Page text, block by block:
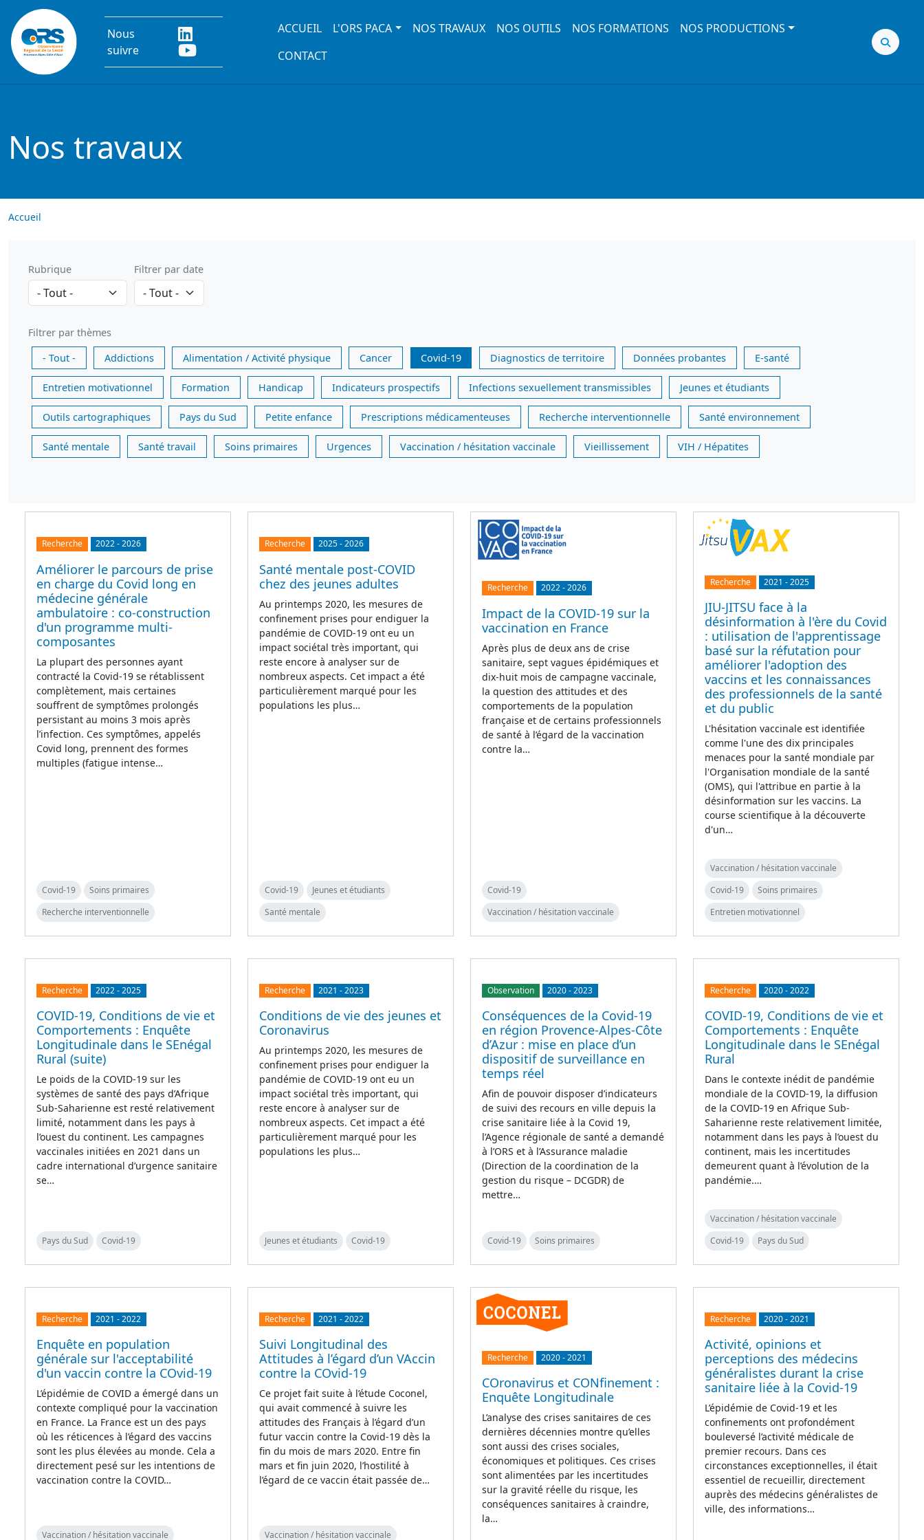
Aller au contenu principal
Nous
suivre
Main navigation
ACCUEIL L'ORS PACA NOS TRAVAUX NOS OUTILS NOS FORMATIONS
NOS PRODUCTIONS
CONTACT
Nos travaux
Accueil
Rubrique Filtrer par date
Filtrer par thèmes
- Tout -
Addictions Alimentation / Activité physique Cancer Covid-19 Diagnostics de territoire Données probantes E-santé
Entretien motivationnel Formation Handicap Indicateurs prospectifs Infections sexuellement transmissibles Jeunes et étudiants
Outils cartographiques Pays du Sud Petite enfance Prescriptions médicamenteuses Recherche interventionnelle Santé environnement
Santé mentale Santé travail Soins primaires Urgences Vaccination / hésitation vaccinale Vieillissement VIH / Hépatites
Recherche 2022-2026
Améliorer le parcours de prise
en charge du Covid long en
médecine générale
ambulatoire : co-construction
d'un programme multi-
composantes
La plupart des personnes ayant
contracté la Covid-19 se rétablissent
complètement, mais certaines
souffrent de symptômes prolongés
persistant au moins 3 mois après
l’infection. Ces symptômes, appelés
Covid long, prennent des formes
multiples (fatigue intense…
Covid-19
Soins primaires
Recherche interventionnelle
Recherche 2025-2026
Santé mentale post-COVID
chez des jeunes adultes
Au printemps 2020, les mesures de
confinement prises pour endiguer la
pandémie de COVID-19 ont eu un
impact sociétal très important, qui
reste encore à analyser sur de
nombreux aspects. Cet impact a été
particulièrement marqué pour les
populations les plus…
Covid-19
Jeunes et étudiants
Santé mentale
Recherche 2022-2026
Impact de la COVID-19 sur la
vaccination en France
Après plus de deux ans de crise
sanitaire, sept vagues épidémiques et
dix-huit mois de campagne vaccinale,
la question des attitudes et des
comportements de la population
française et de certains professionnels
de santé à l’égard de la vaccination
contre la…
Covid-19
Vaccination / hésitation vaccinale
Recherche 2021 -2025
JIU-JITSU face à la
désinformation à l'ère du Covid
: utilisation de l'apprentissage
basé sur la réfutation pour
améliorer l'adoption des
vaccins et les connaissances
des professionnels de la santé
et du public
L'hésitation vaccinale est identifiée
comme l'une des dix principales
menaces pour la santé mondiale par
l'Organisation mondiale de la santé
(OMS), qui l'attribue en partie à la
désinformation sur les vaccins. La
course scientifique à la découverte
d'un…
Vaccination / hésitation vaccinale
Covid-19
Soins primaires
Entretien motivationnel
Recherche 2022-2025
COVID-19, Conditions de vie et
Comportements : Enquête
Longitudinale dans le SEnégal
Rural (suite)
Le poids de la COVID-19 sur les
systèmes de santé des pays d’Afrique
Sub-Saharienne est resté relativement
limité, notamment dans les pays à
l’ouest du continent. Les campagnes
vaccinales initiées en 2021 dans un
cadre international d’urgence sanitaire
se…
Pays du Sud Covid-19
Recherche 2021 -2023
Conditions de vie des jeunes et
Coronavirus
Au printemps 2020, les mesures de
confinement prises pour endiguer la
pandémie de COVID-19 ont eu un
impact sociétal très important, qui
reste encore à analyser sur de
nombreux aspects. Cet impact a été
particulièrement marqué pour les
populations les plus…
Jeunes et étudiants Covid-19
Observation 2020-2023
Conséquences de la Covid-19
en région Provence-Alpes-Côte
d’Azur : mise en place d’un
dispositif de surveillance en
temps réel
Afin de pouvoir disposer d’indicateurs
de suivi des recours en ville depuis la
crise sanitaire liée à la Covid 19,
l’Agence régionale de santé a demandé
à l’ORS et à l’Assurance maladie
(Direction de la coordination de la
gestion du risque – DCGDR) de
mettre…
Covid-19 Soins primaires
Recherche 2020-2022
COVID-19, Conditions de vie et
Comportements : Enquête
Longitudinale dans le SEnégal
Rural
Dans le contexte inédit de pandémie
mondiale de la COVID-19, la diffusion
de la COVID-19 en Afrique Sub-
Saharienne reste relativement limitée,
notamment dans les pays à l’ouest du
continent, mais les incertitudes
demeurent quant à l’évolution de la
pandémie.…
Vaccination / hésitation vaccinale
Covid-19
Pays du Sud
Recherche 2021 -2022
Enquête en population
générale sur l'acceptabilité
d'un vaccin contre la COvid-19
L’épidémie de COVID a émergé dans un
contexte compliqué pour la vaccination
en France. La France est un des pays
où les réticences à l’égard des vaccins
sont les plus élevées au monde. Cela a
directement pesé sur les intentions de
vaccination contre la COVID…
Vaccination / hésitation vaccinale
Recherche 2021 -2022
Suivi Longitudinal des
Attitudes à l’égard d’un VAccin
contre la COvid-19
Ce projet fait suite à l’étude Coconel,
qui avait commencé à suivre les
attitudes des Français à l’égard d’un
futur vaccin contre la Covid-19 dès la
fin du mois de mars 2020. Entre fin
mars et fin juin 2020, l’hostilité à
l’égard de ce vaccin était passée de…
Vaccination / hésitation vaccinale
Recherche 2020-2021
COronavirus et CONfinement :
Enquête Longitudinale
L’analyse des crises sanitaires de ces
dernières décennies montre qu’elles
sont aussi des crises sociales,
économiques et politiques. Ces crises
sont alimentées par les incertitudes
sur la gravité réelle du risque, les
conséquences sanitaires à craindre,
la…
Recherche 2020-2021
Activité, opinions et
perceptions des médecins
généralistes durant la crise
sanitaire liée à la Covid-19
L’épidémie de Covid-19 et les
confinements ont profondément
bouleversé l’activité médicale de
premier recours. Dans ces
circonstances exceptionnelles, il était
essentiel de recueillir, directement
auprès des médecins généralistes de
ville, des informations…